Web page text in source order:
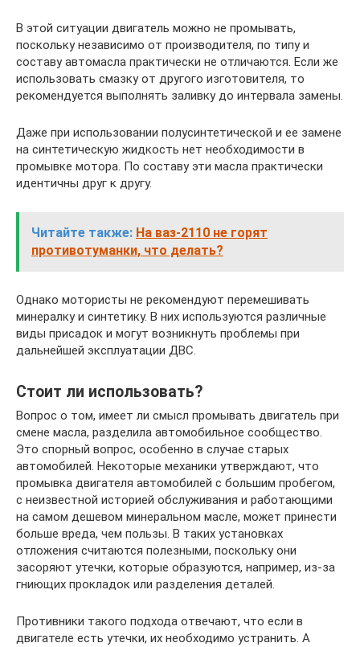
В этой ситуации двигатель можно не промывать,
поскольку независимо от производителя, по типу и
составу автомасла практически не отличаются. Если же
использовать смазку от другого изготовителя, то
рекомендуется выполнять заливку до интервала замены.
Даже при использовании полусинтетической и ее замене
на синтетическую жидкость нет необходимости в
промывке мотора. По составу эти масла практически
идентичны друг к другу.
Читайте также: На ваз-2110 не горят
противотуманки, что делать?
Однако мотористы не рекомендуют перемешивать
минералку и синтетику. В них используются различные
виды присадок и могут возникнуть проблемы при
дальнейшей эксплуатации ДВС.
Стоит ли использовать?
Вопрос о том, имеет ли смысл промывать двигатель при
смене масла, разделила автомобильное сообщество.
Это спорный вопрос, особенно в случае старых
автомобилей. Некоторые механики утверждают, что
промывка двигателя автомобилей с большим пробегом,
с неизвестной историей обслуживания и работающими
на самом дешевом минеральном масле, может принести
больше вреда, чем пользы. В таких установках
отложения считаются полезными, поскольку они
засоряют утечки, которые образуются, например, из-за
гниющих прокладок или разделения деталей.
Противники такого подхода отвечают, что если в
двигателе есть утечки, их необходимо устранить. А